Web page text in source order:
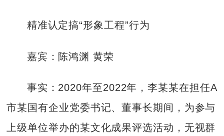
精准认定搞“形象工程”行为
嘉宾：陈鸿渊 黄荣
事实：2020年至2022年，李某某在担任A
市某国有企业党委书记、董事长期间，为参与
上级单位举办的某文化成果评选活动，无视群